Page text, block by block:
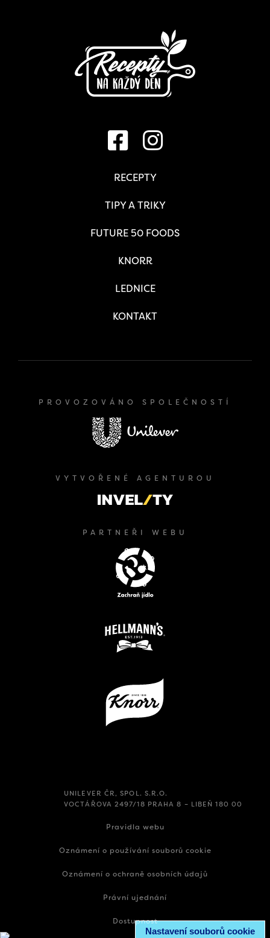
RECEPTY
TIPY A TRIKY
FUTURE 50 FOODS
KNORR
LEDNICE
KONTAKT
Nastavení souborů cookie
PROVOZOVÁNO SPOLEČNOSTÍ
VYTVOŘENÉ AGENTUROU
PARTNEŘI WEBU
UNILEVER ČR, SPOL. S.R.O.
VOCTÁŘOVA 2497/18 PRAHA 8 – LIBEŇ 180 00
Pravidla webu
Oznámení o používání souborů cookie
Oznámení o ochraně osobních údajů
Právní ujednání
Dostupnost